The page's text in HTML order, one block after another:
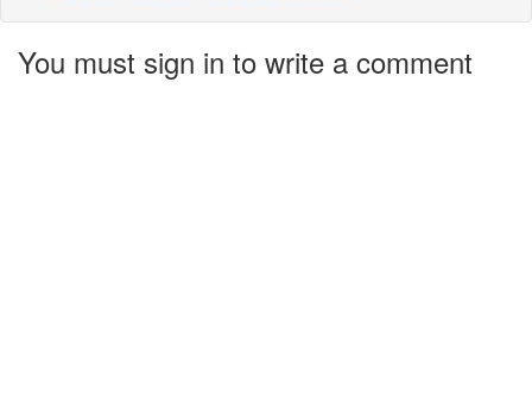
You must sign in to write a comment